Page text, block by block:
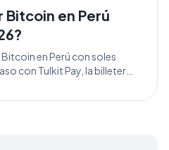
Bitcoin en Perú
en Perú con soles
con Tulkit Pay, la billetera